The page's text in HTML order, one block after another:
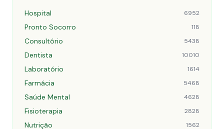
Hospital 6952
Pronto Socorro 118
Consultório 5438
Dentista 10010
Laboratório 1614
Farmácia 5468
Saúde Mental 4628
Fisioterapia 2828
Nutrição 1562